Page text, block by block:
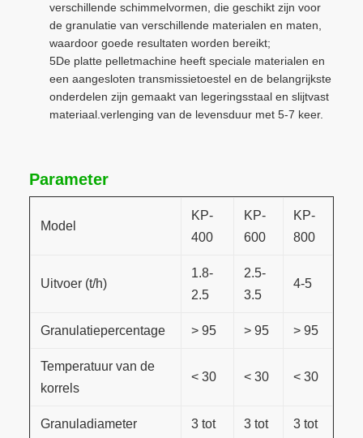
verschillende schimmelvormen, die geschikt zijn voor
de granulatie van verschillende materialen en maten,
waardoor goede resultaten worden bereikt;
5De platte pelletmachine heeft speciale materialen en
een aangesloten transmissietoestel en de belangrijkste
onderdelen zijn gemaakt van legeringsstaal en slijtvast
materiaal.verlenging van de levensduur met 5-7 keer.
Parameter
Model
KP-
400
KP-
600
KP-
800
Uitvoer (t/h)
1.8-
2.5
2.5-
3.5
4-5
Granulatiepercentage > 95 > 95 > 95
Temperatuur van de
korrels
< 30 < 30 < 30
Granuladiameter
3 tot
3 tot
3 tot